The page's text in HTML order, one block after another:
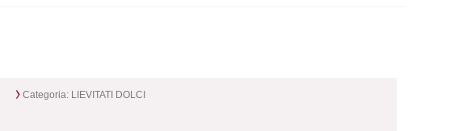
Categoria: LIEVITATI DOLCI